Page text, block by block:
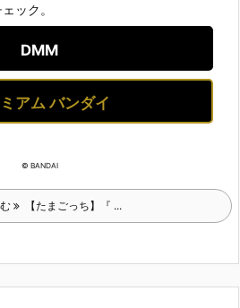
ック。
DMM
アム バンダイ
© BANDAI
【たまごっち】『 ...